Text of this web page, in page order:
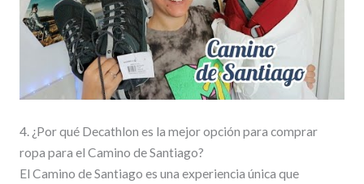
4. ¿Por qué Decathlon es la mejor opción para comprar
ropa para el Camino de Santiago?
El Camino de Santiago es una experiencia única que